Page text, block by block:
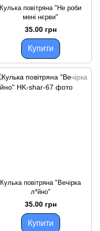
Кулька повітряна "Не роби
менi нєрви"
35.00 грн
Купити
Кулька повітряна "Вечірка
л*йно"
35.00 грн
Купити